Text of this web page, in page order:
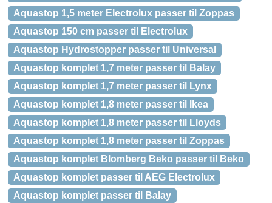
Aquastop 1,5 meter Electrolux passer til Zoppas
Aquastop 150 cm passer til Electrolux
Aquastop Hydrostopper passer til Universal
Aquastop komplet 1,7 meter passer til Balay
Aquastop komplet 1,7 meter passer til Lynx
Aquastop komplet 1,8 meter passer til Ikea
Aquastop komplet 1,8 meter passer til Lloyds
Aquastop komplet 1,8 meter passer til Zoppas
Aquastop komplet Blomberg Beko passer til Beko
Aquastop komplet passer til AEG Electrolux
Aquastop komplet passer til Balay